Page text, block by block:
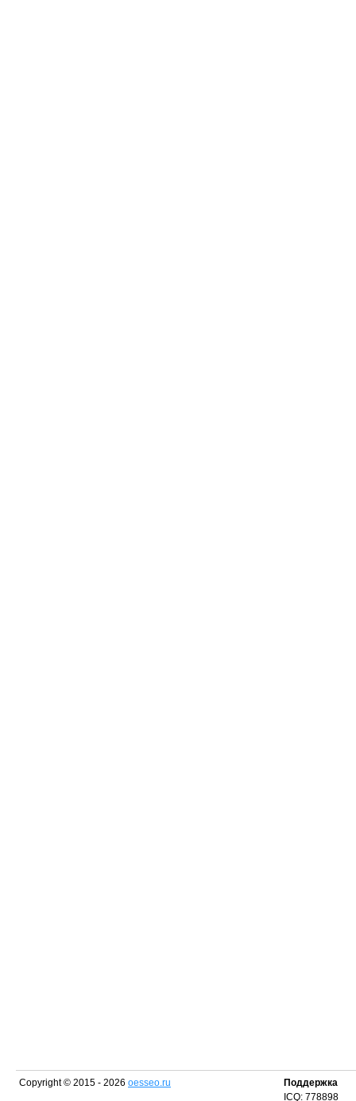
Copyright © 2015 - 2026 oesseo.ru
Поддержка
ICQ: 778898